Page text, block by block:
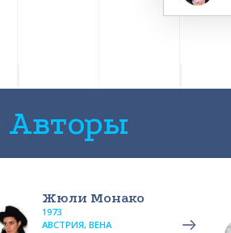
Авторы
Жюли Монако
1973
АВСТРИЯ, ВЕНА